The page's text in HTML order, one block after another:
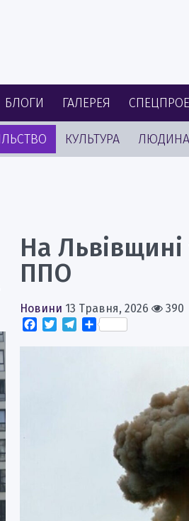
БЛОГИ ГАЛЕРЕЯ
КУЛЬТУРА ЛЮДИНА
На
ППО
Новини 13 Травня, 2026
390
Facebook
TwitterTelegram
Поділитися